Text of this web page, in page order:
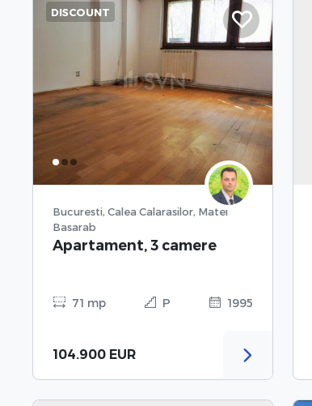
DISCOUNT
Bucuresti, Calea Calarasilor, Matei
Basarab
Apartament, 3 camere
71 mp P 1995
104.900 EUR